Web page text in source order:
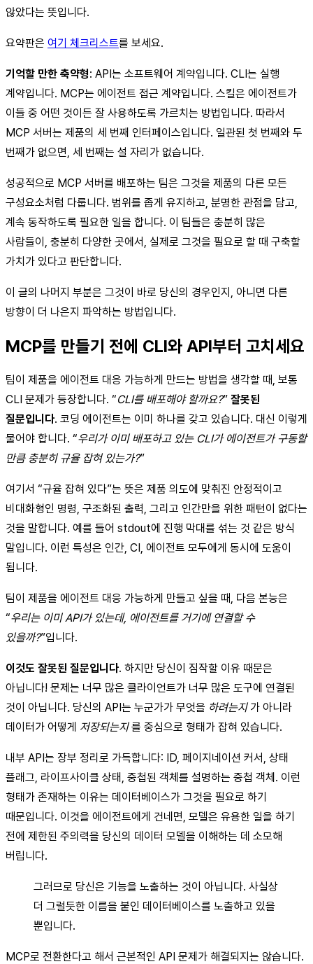
않았다는 뜻입니다.
요약판은 여기 체크리스트를 보세요.
기억할 만한 축약형: API는 소프트웨어 계약입니다. CLI는 실행
계약입니다. MCP는 에이전트 접근 계약입니다. 스킬은 에이전트가
이들 중 어떤 것이든 잘 사용하도록 가르치는 방법입니다. 따라서
MCP 서버는 제품의 세 번째 인터페이스입니다. 일관된 첫 번째와 두
번째가 없으면, 세 번째는 설 자리가 없습니다.
성공적으로 MCP 서버를 배포하는 팀은 그것을 제품의 다른 모든
구성요소처럼 다룹니다. 범위를 좁게 유지하고, 분명한 관점을 담고,
계속 동작하도록 필요한 일을 합니다. 이 팀들은 충분히 많은
사람들이, 충분히 다양한 곳에서, 실제로 그것을 필요로 할 때 구축할
가치가 있다고 판단합니다.
이 글의 나머지 부분은 그것이 바로 당신의 경우인지, 아니면 다른
방향이 더 나은지 파악하는 방법입니다.
MCP를 만들기 전에 CLI와 API부터 고치세요
팀이 제품을 에이전트 대응 가능하게 만드는 방법을 생각할 때, 보통
CLI 문제가 등장합니다. “CLI를 배포해야 할까요?” 잘못된
질문입니다. 코딩 에이전트는 이미 하나를 갖고 있습니다. 대신 이렇게
물어야 합니다. “우리가 이미 배포하고 있는 CLI가 에이전트가 구동할
만큼 충분히 규율 잡혀 있는가?”
여기서 “규율 잡혀 있다”는 뜻은 제품 의도에 맞춰진 안정적이고
비대화형인 명령, 구조화된 출력, 그리고 인간만을 위한 패턴이 없다는
것을 말합니다. 예를 들어 stdout에 진행 막대를 섞는 것 같은 방식
말입니다. 이런 특성은 인간, CI, 에이전트 모두에게 동시에 도움이
됩니다.
팀이 제품을 에이전트 대응 가능하게 만들고 싶을 때, 다음 본능은
“우리는 이미 API가 있는데, 에이전트를 거기에 연결할 수
있을까?”입니다.
이것도 잘못된 질문입니다. 하지만 당신이 짐작할 이유 때문은
아닙니다! 문제는 너무 많은 클라이언트가 너무 많은 도구에 연결된
것이 아닙니다. 당신의 API는 누군가가 무엇을 하려는지가 아니라
데이터가 어떻게 저장되는지를 중심으로 형태가 잡혀 있습니다.
내부 API는 장부 정리로 가득합니다: ID, 페이지네이션 커서, 상태
플래그, 라이프사이클 상태, 중첩된 객체를 설명하는 중첩 객체. 이런
형태가 존재하는 이유는 데이터베이스가 그것을 필요로 하기
때문입니다. 이것을 에이전트에게 건네면, 모델은 유용한 일을 하기
전에 제한된 주의력을 당신의 데이터 모델을 이해하는 데 소모해
버립니다.
그러므로 당신은 기능을 노출하는 것이 아닙니다. 사실상
더 그럴듯한 이름을 붙인 데이터베이스를 노출하고 있을
뿐입니다.
MCP로 전환한다고 해서 근본적인 API 문제가 해결되지는 않습니다.